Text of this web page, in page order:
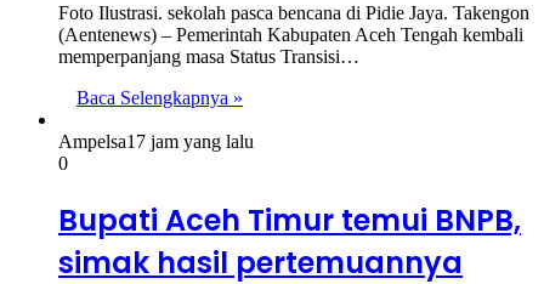
Foto Ilustrasi. sekolah pasca bencana di Pidie Jaya. Takengon
(Aentenews) – Pemerintah Kabupaten Aceh Tengah kembali
memperpanjang masa Status Transisi…
Baca Selengkapnya »
Ampelsa17 jam yang lalu
0
Bupati Aceh Timur temui BNPB,
simak hasil pertemuannya